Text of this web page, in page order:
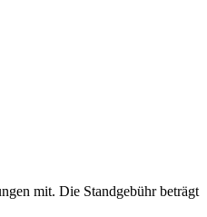
mit. Die Standgebühr beträgt